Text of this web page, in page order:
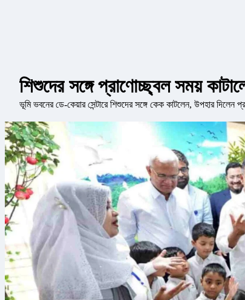
শিশুদের সঙ্গে প্রাণোচ্ছ্বল সময়
ভূমি ভবনের ডে-কেয়ার সেন্টারে শিশুদের সঙ্গে কেক কাটলেন, উপহার দিলেন